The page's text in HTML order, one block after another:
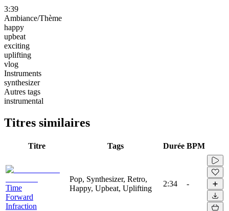
3:39
Ambiance/Thème
happy
upbeat
exciting
uplifting
vlog
Instruments
synthesizer
Autres tags
instrumental
Titres similaires
Titre Tags Durée BPM
Time
Forward
Infraction
Pop, Synthesizer, Retro,
Happy, Upbeat, Uplifting
2:34 -